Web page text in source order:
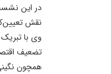
در این
نقش
وی با
تضعیف
همچون